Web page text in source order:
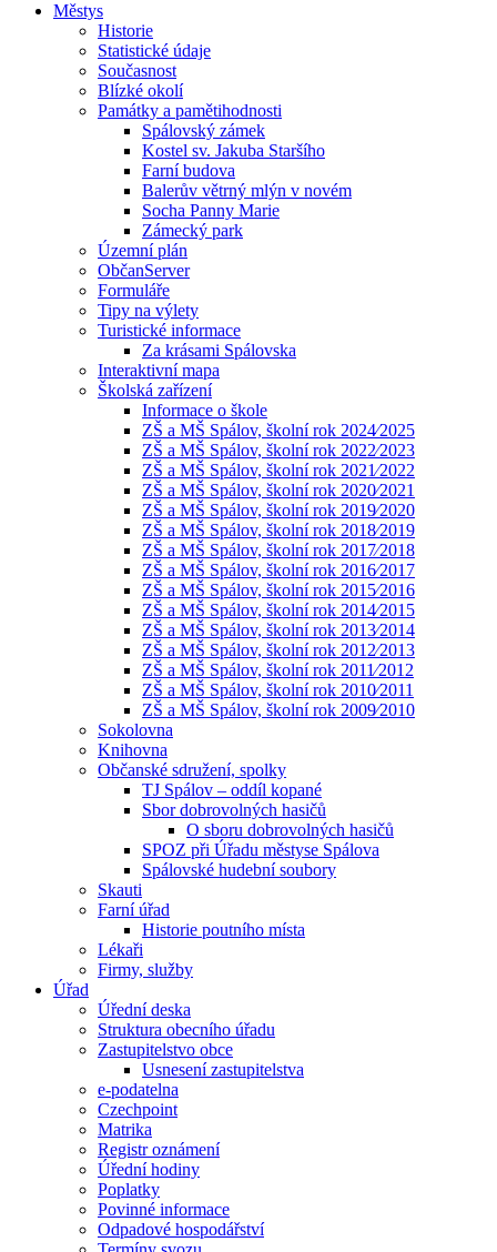
Městys
Historie
Statistické údaje
Současnost
Blízké okolí
Památky a pamětihodnosti
Spálovský zámek
Kostel sv. Jakuba Staršího
Farní budova
Balerův větrný mlýn v novém
Socha Panny Marie
Zámecký park
Územní plán
ObčanServer
Formuláře
Tipy na výlety
Turistické informace
Za krásami Spálovska
Interaktivní mapa
Školská zařízení
Informace o škole
ZŠ a MŠ Spálov, školní rok 2024⁄2025
ZŠ a MŠ Spálov, školní rok 2022⁄2023
ZŠ a MŠ Spálov, školní rok 2021⁄2022
ZŠ a MŠ Spálov, školní rok 2020⁄2021
ZŠ a MŠ Spálov, školní rok 2019⁄2020
ZŠ a MŠ Spálov, školní rok 2018⁄2019
ZŠ a MŠ Spálov, školní rok 2017⁄2018
ZŠ a MŠ Spálov, školní rok 2016⁄2017
ZŠ a MŠ Spálov, školní rok 2015⁄2016
ZŠ a MŠ Spálov, školní rok 2014⁄2015
ZŠ a MŠ Spálov, školní rok 2013⁄2014
ZŠ a MŠ Spálov, školní rok 2012⁄2013
ZŠ a MŠ Spálov, školní rok 2011⁄2012
ZŠ a MŠ Spálov, školní rok 2010⁄2011
ZŠ a MŠ Spálov, školní rok 2009⁄2010
Sokolovna
Knihovna
Občanské sdružení, spolky
TJ Spálov – oddíl kopané
Sbor dobrovolných hasičů
O sboru dobrovolných hasičů
SPOZ při Úřadu městyse Spálova
Spálovské hudební soubory
Skauti
Farní úřad
Historie poutního místa
Lékaři
Firmy, služby
Úřad
Úřední deska
Struktura obecního úřadu
Zastupitelstvo obce
Usnesení zastupitelstva
e-podatelna
Czechpoint
Matrika
Registr oznámení
Úřední hodiny
Poplatky
Povinné informace
Odpadové hospodářství